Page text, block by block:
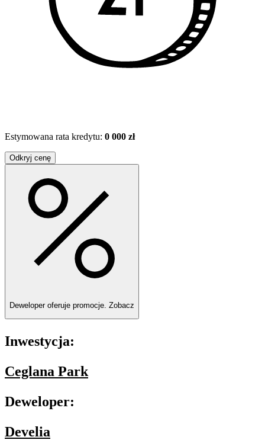
Estymowana rata kredytu: 0 000 zł
Odkryj cenę
Deweloper oferuje promocje. Zobacz
Inwestycja:
Ceglana Park
Deweloper:
Develia